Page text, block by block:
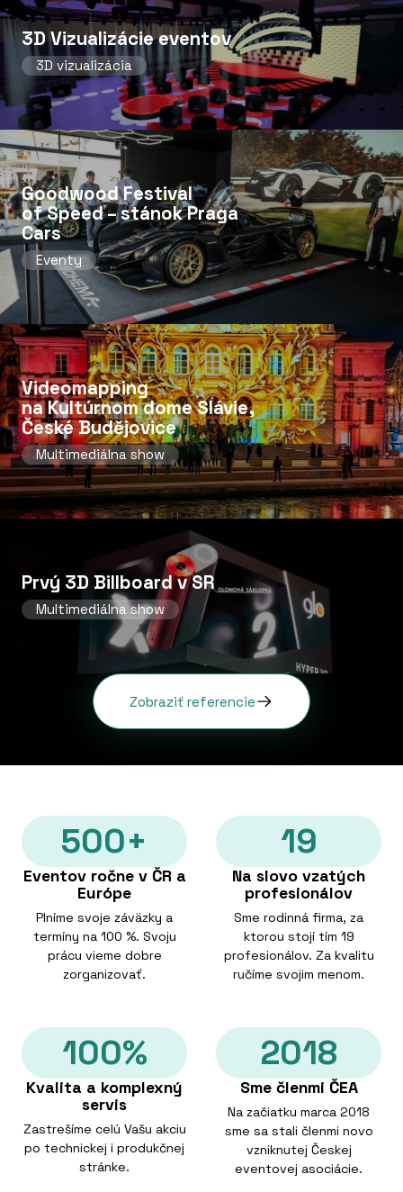
3D Vizualizácie eventov
3D vizualizácia
Goodwood Festival
of Speed ​​– stánok Praga
Cars
Eventy
Videomapping
na Kultúrnom dome Slávie,
České Budějovice
Multimediálna show
Prvý 3D Billboard v SR
Multimediálna show
Zobraziť referencie
500+
Eventov ročne v ČR a
Európe
Plníme svoje záväzky a
termíny na 100 %. Svoju
prácu vieme dobre
zorganizovať.
19
Na slovo vzatých
profesionálov
Sme rodinná firma, za
ktorou stojí tím 19
profesionálov. Za kvalitu
ručíme svojim menom.
100%
Kvalita a komplexný
servis
Zastrešíme celú Vašu akciu
po technickej i produkčnej
stránke.
2018
Sme členmi ČEA
Na začiatku marca 2018
sme sa stali členmi novo
vzniknutej Českej
eventovej asociácie.